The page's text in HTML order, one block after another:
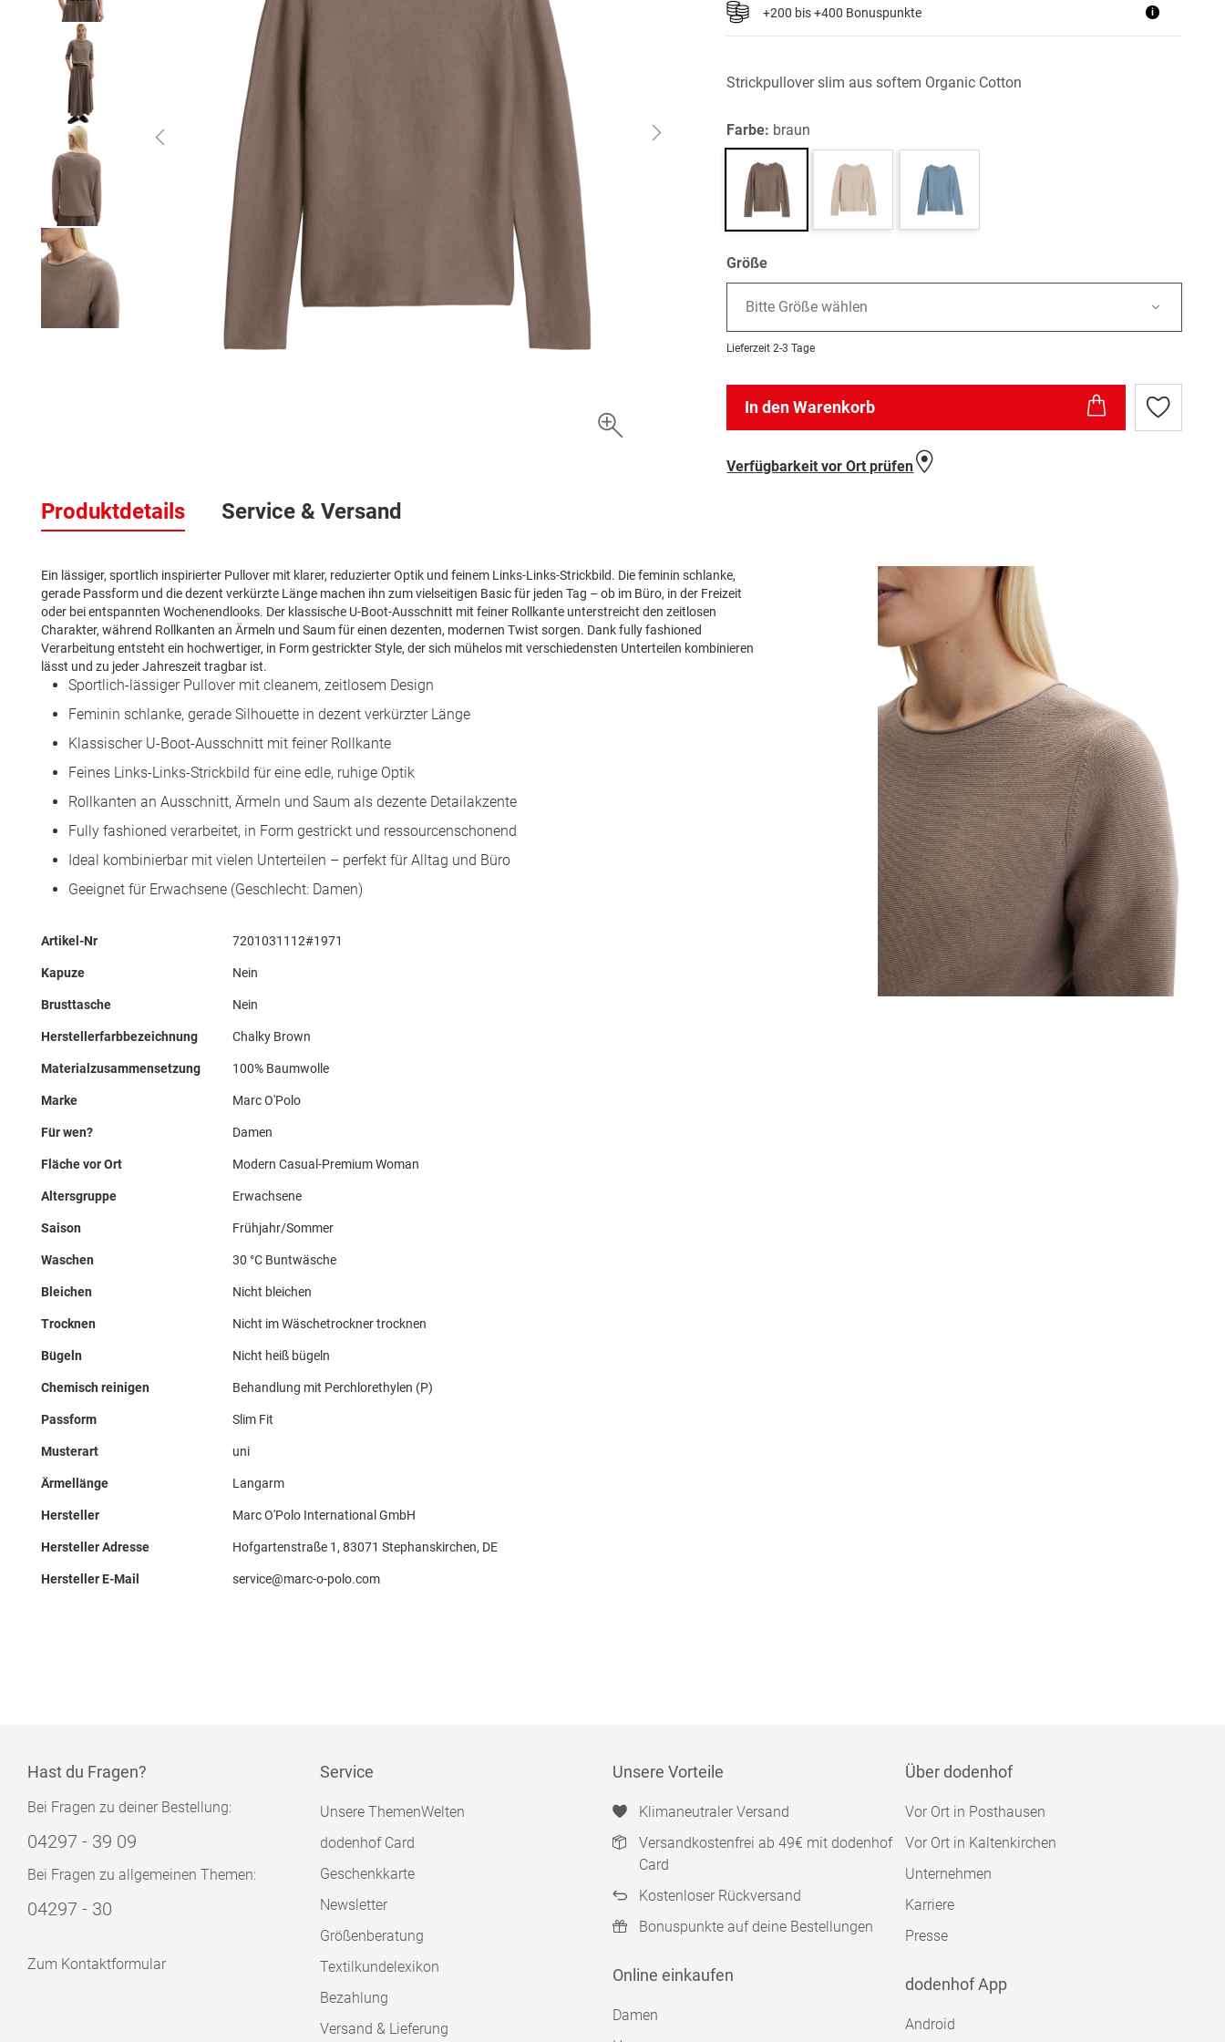
der
Bildergalerie
+200 bis +400 Bonuspunkte i
Strickpullover slim aus softem Organic Cotton
Farbe: braun
Größe
Bitte Größe wählen
Lieferzeit 2-3 Tage
In den Warenkorb
Zur
Wunschliste
Verfügbarkeit vor Ort prüfen
Produktdetails
Ein lässiger, sportlich inspirierter Pullover mit klarer, reduzierter Optik und feinem Links-Links-Strickbild. Die feminin schlanke,
gerade Passform und die dezent verkürzte Länge machen ihn zum vielseitigen Basic für jeden Tag – ob im Büro, in der Freizeit
oder bei entspannten Wochenendlooks. Der klassische U-Boot-Ausschnitt mit feiner Rollkante unterstreicht den zeitlosen
Charakter, während Rollkanten an Ärmeln und Saum für einen dezenten, modernen Twist sorgen. Dank fully fashioned
Verarbeitung entsteht ein hochwertiger, in Form gestrickter Style, der sich mühelos mit verschiedensten Unterteilen kombinieren
lässt und zu jeder Jahreszeit tragbar ist.
Sportlich-lässiger Pullover mit cleanem, zeitlosem Design
Feminin schlanke, gerade Silhouette in dezent verkürzter Länge
Klassischer U-Boot-Ausschnitt mit feiner Rollkante
Feines Links-Links-Strickbild für eine edle, ruhige Optik
Rollkanten an Ausschnitt, Ärmeln und Saum als dezente Detailakzente
Fully fashioned verarbeitet, in Form gestrickt und ressourcenschonend
Ideal kombinierbar mit vielen Unterteilen – perfekt für Alltag und Büro
Geeignet für Erwachsene (Geschlecht: Damen)
Mehr
Artikel-Nr 7201031112#1971
Kapuze Nein
Brusttasche Nein
Herstellerfarbbezeichnung Chalky Brown
Materialzusammensetzung 100% Baumwolle
Marke Marc O'Polo
Für wen? Damen
Fläche vor Ort Modern Casual-Premium Woman
Altersgruppe Erwachsene
Saison Frühjahr/Sommer
Waschen 30 °C Buntwäsche
Bleichen Nicht bleichen
Trocknen Nicht im Wäschetrockner trocknen
Bügeln Nicht heiß bügeln
Chemisch reinigen Behandlung mit Perchlorethylen (P)
Passform Slim Fit
Musterart uni
Ärmellänge Langarm
Hersteller Marc O'Polo International GmbH
Hersteller Adresse Hofgartenstraße 1, 83071 Stephanskirchen, DE
Hersteller E-Mail service@marc-o-polo.com
Service & Versand
Hast du Fragen?
Bei Fragen zu deiner Bestellung:
04297 - 39 09
Bei Fragen zu allgemeinen Themen:
04297 - 30
Zum Kontaktformular
Service
Unsere ThemenWelten
dodenhof Card
Geschenkkarte
Newsletter
Größenberatung
Textilkundelexikon
Bezahlung
Versand & Lieferung
Unsere Vorteile
Klimaneutraler Versand
Versandkostenfrei ab 49€ mit dodenhof
Card
Kostenloser Rückversand
Bonuspunkte auf deine Bestellungen
Online einkaufen
Damen
Über dodenhof
Vor Ort in Posthausen
Vor Ort in Kaltenkirchen
Unternehmen
Karriere
Presse
dodenhof App
Android